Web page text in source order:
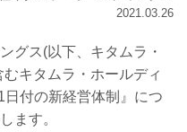
2021.03.26
グス(以下、キタムラ・
キタムラ・ホールディ
付の新経営体制』につ
ます。